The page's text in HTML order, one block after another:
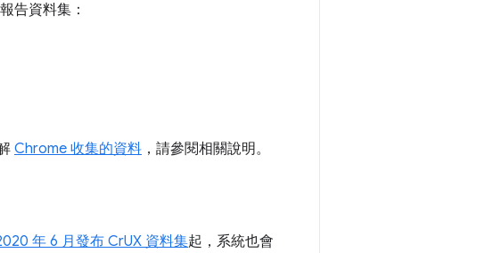
告資料集：
Chrome 收集的資料 ，請參閱相關說明。
年 6 月發布 CrUX 資料集起，系統也會